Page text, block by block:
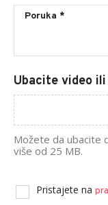
Ubacite video
Možete da ubacite
više od 25 MB.
Pristajete na